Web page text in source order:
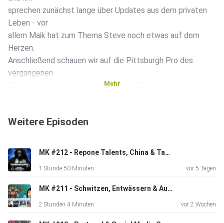
sprechen zunächst lange über Updates aus dem privaten
Leben - vor
allem Maik hat zum Thema Steve noch etwas auf dem
Herzen.
Anschließend schauen wir auf die Pittsburgh Pro des
vergangenen
Wochenendes und beantworten zum Ende noch einige
keine
oder
besitzen sonst irgendwelche medizinischen Ausbildungen
und
Scheine. Die Informationen auf diesem Kanal, inklusive aber
nicht
Mehr
Weitere Episoden
MK #212 - Repone Talents, China & Tampa | MICHI | CHRIS | MARTIN
1 Stunde 50 Minuten vor 5 Tagen
MK #211 - Schwitzen, Entwässern & Aufklären | JUSTIN | CHRIS | FLO | DOM | MARTIN
2 Stunden 4 Minuten vor 2 Wochen